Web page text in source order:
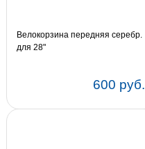
Велокорзина передняя серебр.
для 28"
600 руб.